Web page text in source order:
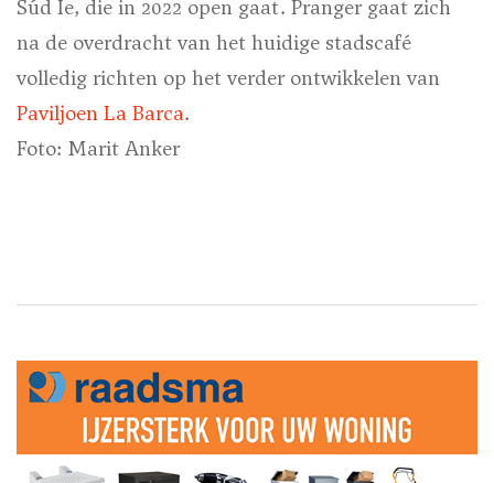
Súd Ie, die in 2022 open gaat. Pranger gaat zich
na de overdracht van het huidige stadscafé
volledig richten op het verder ontwikkelen van
Paviljoen La Barca.
Foto: Marit Anker